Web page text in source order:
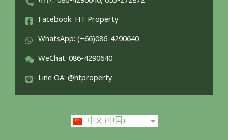
Facebook: HT Property
WhatsApp: (+66)086-4290640
WeChat: 086-4290640
Line OA: @htproperty
中文 (中国)
English